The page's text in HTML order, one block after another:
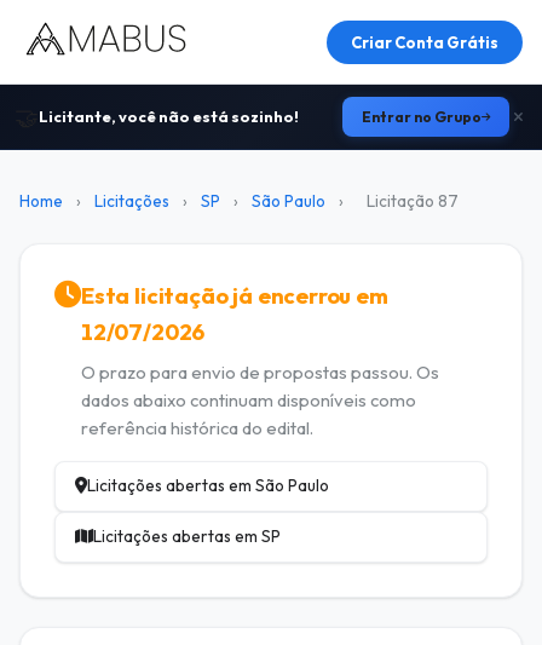
Criar Conta Grátis
Licitante, você não está sozinho! Entrar no Grupo
Home › Licitações › SP › São Paulo › Licitação 87
Esta licitação já encerrou em
12/07/2026
O prazo para envio de propostas passou. Os
dados abaixo continuam disponíveis como
referência histórica do edital.
Licitações abertas em São Paulo
Licitações abertas em SP